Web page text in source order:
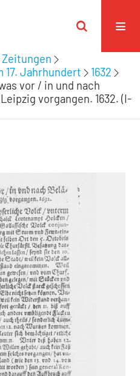
17. Jahrhundert
1632
vor / in und nach
vorgangen. 1632. (I-